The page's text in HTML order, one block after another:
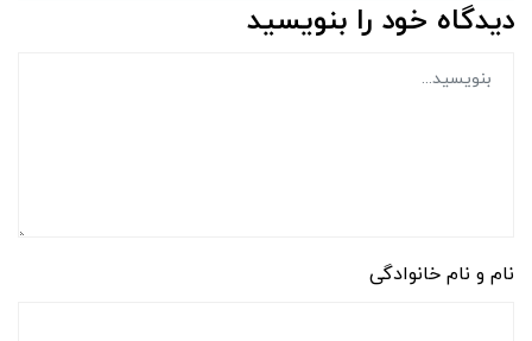
دیدگاه خود را بنویسید
نام و نام خانوادگی